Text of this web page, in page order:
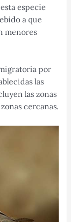
especie
a que
menores
por
las
las zonas
cercanas.